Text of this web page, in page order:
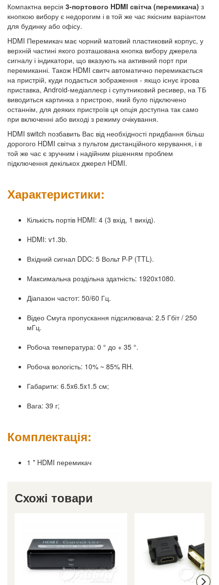
Компактна версія 3-портового HDMI світча (перемикача) з
кнопкою вибору є недорогим і в той же час якісним варіантом
для будинку або офісу.
HDMI Перемикач має чорний матовий пластиковий корпус, у
верхній частині якого розташована кнопка вибору джерела
сигналу і індикатори, що вказують на активний порт при
перемиканні. Також HDMI свитч автоматично перемикається
на пристрій, куди подається зображення - якщо існує ігрова
приставка, Android-медіаплеєр і супутниковий ресивер, на ТБ
виводиться картинка з пристрою, який було підключено
останнім, для деяких пристроїв ця опція доступна так само
при включенні або виході з режиму очікування.
HDMI switch позбавить Вас від необхідності придбання більш
дорогого HDMI світча з пультом дистанційного керування, і в
той же час є зручним і надійним рішенням проблем
підключення декількох джерел HDMI.
Характеристики:
Кількість портів HDMI: 4 (3 вхід, 1 вихід).
HDMI: v1.3b.
Вхідний сигнал DDC: 5 Вольт P-P (TTL).
Максимальна роздільна здатність: 1920x1080.
Діапазон частот: 50/60 Гц.
Відео Смуга пропускання підсилювача: 2.5 Гбіт / 250
мГц.
Робоча температура: 0 ° до + 35 °.
Робоча вологість: 10% ~ 85% RH.
Габарити: 6.5x6.5x1.5 см;
Вага: 39 г;
Комплектація:
1 * HDMI перемикач
Схожі товари